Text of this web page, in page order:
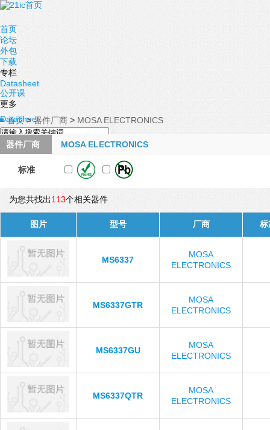
首页
论坛
外包
下载
专栏
Datasheet
公开课
更多
Datasheet
首页 >器件厂商 > MOSA ELECTRONICS
器件厂商 MOSA ELECTRONICS
标准
为您共找出113个相关器件
图片 型号 厂商 标
MS6337
MOSA
ELECTRONICS
MS6337GTR
MOSA
ELECTRONICS
MS6337GU
MOSA
ELECTRONICS
MS6337QTR
MOSA
ELECTRONICS